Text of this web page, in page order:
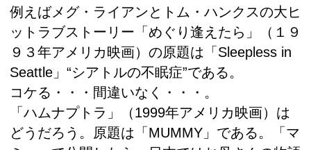
例えばメグ・ライアンとトム・ハンクスの大ヒ
ットラブストーリー「めぐり逢えたら」（１９
９３年アメリカ映画）の原題は「Sleepless in
Seattle」“シアトルの不眠症”である。
コケる・・・間違いなく・・・。
「ハムナプトラ」（1999年アメリカ映画）は
どうだろう。原題は「MUMMY」である。「マ